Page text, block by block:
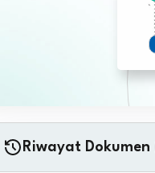
JDIH
Riwayat Dokumen